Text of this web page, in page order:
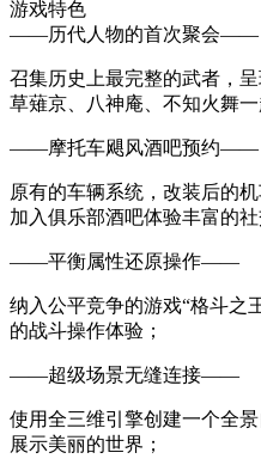
游戏特色
——历代人物的首次聚会——
召集历史上最完整的武者，
草薙京、八神庵、不知火舞
——摩托车飓风酒吧预约——
原有的车辆系统，改装后的
加入俱乐部酒吧体验丰富的社
——平衡属性还原操作——
纳入公平竞争的游戏“格斗之
的战斗操作体验；
——超级场景无缝连接——
使用全三维引擎创建一个全
展示美丽的世界；